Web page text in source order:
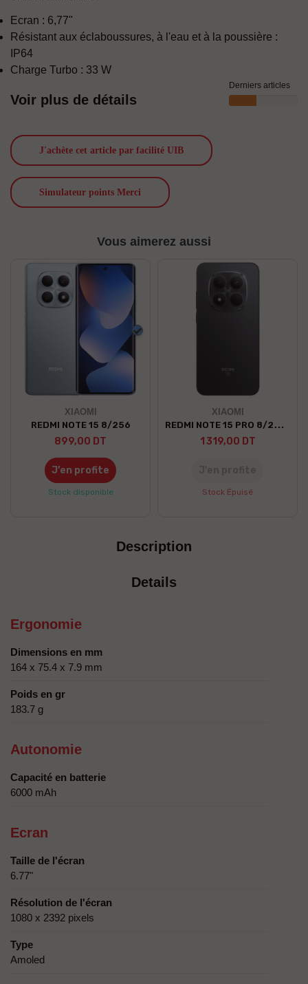
Ecran : 6,77"
Résistant aux éclaboussures, à l'eau et à la poussière :
IP64
Charge Turbo : 33 W
Voir plus de détails
Derniers articles
J'achète cet article par facilité UIB
Simulateur points Merci
Vous aimerez aussi
XIAOMI
REDMI NOTE 15 8/256
899,00 DT
Bleu
J’en profite
Stock disponible
XIAOMI
REDMI NOTE 15 PRO 8/256 5G
1 319,00 DT
Stock Épuisé
Description
Details
Ergonomie
Dimensions en mm
164 x 75.4 x 7.9 mm
Poids en gr
183.7 g
Autonomie
Capacité en batterie
6000 mAh
Ecran
Taille de l'écran
6.77"
Résolution de l'écran
1080 x 2392 pixels
Type
Amoled